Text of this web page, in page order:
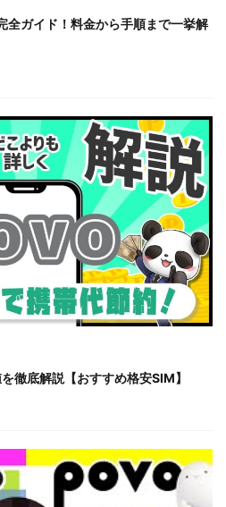
全ガイド！料金から手順まで一挙解
徹底解説【おすすめ格安SIM】